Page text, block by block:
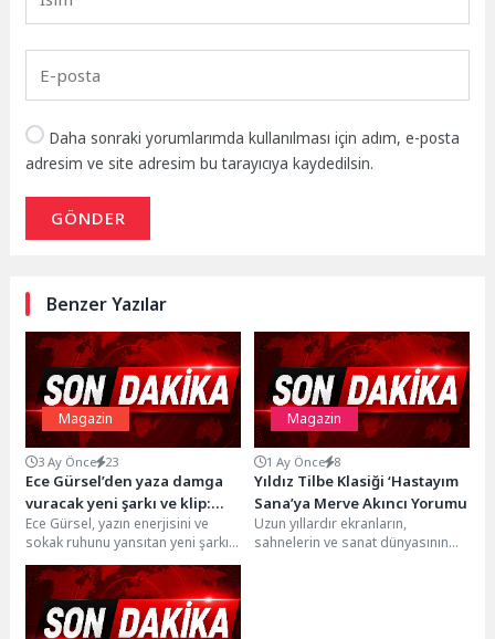
Daha sonraki yorumlarımda kullanılması için adım, e-posta
adresim ve site adresim bu tarayıcıya kaydedilsin.
GÖNDER
Benzer Yazılar
Magazin
3 Ay Önce 23
Ece Gürsel’den yaza damga
vuracak yeni şarkı ve klip:
‘Sokak Kafası’
Ece Gürsel, yazın enerjisini ve
sokak ruhunu yansıtan yeni şarkısı
"SOKAK KAFASI" ile tüm dijital...
Magazin
1 Ay Önce 8
Yıldız Tilbe Klasiği ‘Hastayım
Sana’ya Merve Akıncı Yorumu
Uzun yıllardır ekranların,
sahnelerin ve sanat dünyasının